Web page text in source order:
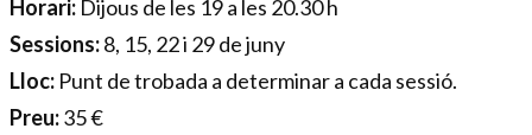
Horari: Dijous de les 19 a les 20.30 h
Sessions:8, 15, 22 i 29 de juny
Lloc: Punt de trobada a determinar a cada sessió.
Preu:35 €